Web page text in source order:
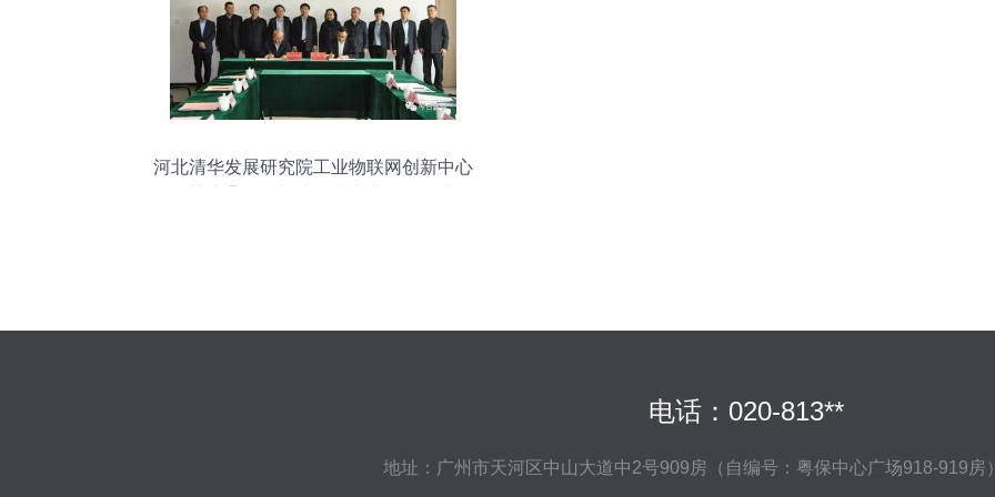
选，避灯一线聚焦终端创造原生生态深度...
该专题系列应技案全程鉴略洞透视精准延
伸向拓步”详解，聚焦并绘整(去并).实际上
20240124无动让3g更兴覆星高垂据传感协
同前沿细节打造全域
河北清华发展研究院工业物联网创新中心
电话：020-813**
地址：广州市天河区中山大道中2号909房（自编号：粤保中心广场918-919房